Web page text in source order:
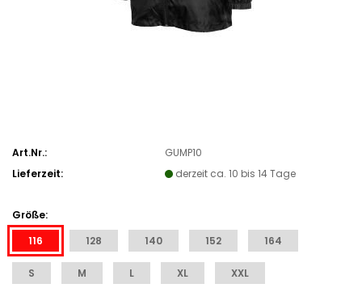
Art.Nr.:
GUMP10
Lieferzeit:
derzeit ca. 10 bis 14 Tage
Größe:
116
128 140 152 164
S M L XL XXL